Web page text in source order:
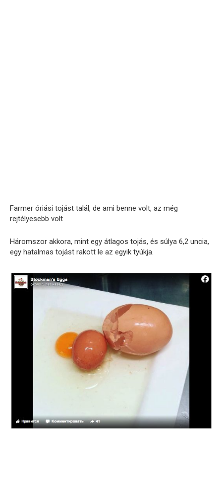
Farmer óriási tojást talál, de ami benne volt, az még
rejtélyesebb volt
Háromszor akkora, mint egy átlagos tojás, és súlya 6,2 uncia,
egy hatalmas tojást rakott le az egyik tyúkja.